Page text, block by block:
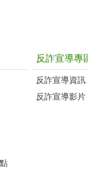
反詐宣導專
反詐宣導資訊
反詐宣導影片